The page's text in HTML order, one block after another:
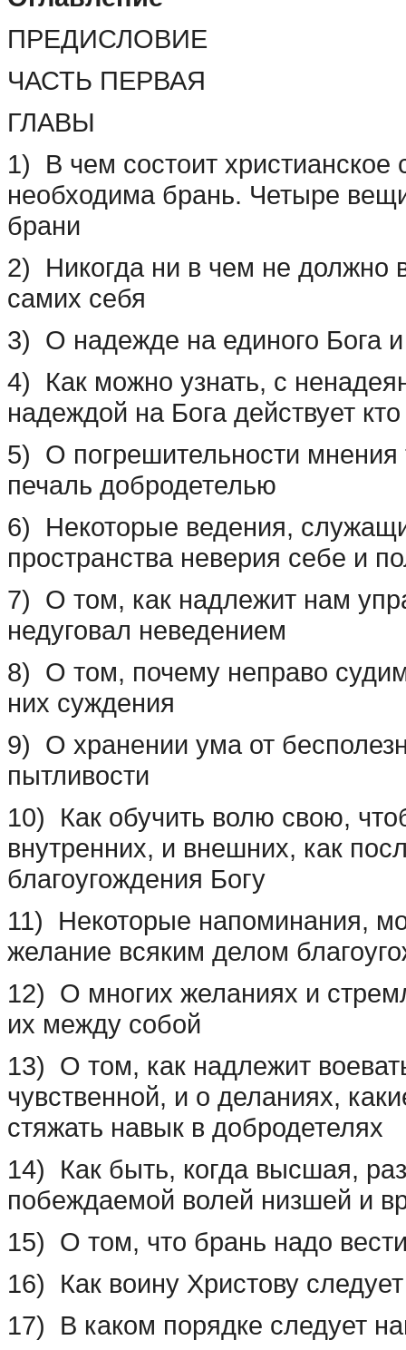
ПРЕДИСЛОВИЕ
ЧАСТЬ ПЕРВАЯ
ГЛАВЫ
1) В чем состоит
необходима брань. Четыре
брани
2) Никогда ни в чем не должно
самих себя
3) О надежде на единого Бога
4) Как можно узнать, с
надеждой на Бога действует кто
5) О погрешительности мнения
печаль добродетелью
6) Некоторые ведения,
пространства неверия себе и
7) О том, как надлежит нам
недуговал неведением
8) О том, почему неправо
них суждения
9) О хранении ума от
пытливости
10) Как обучить волю свою,
внутренних, и внешних, как
благоугождения Богу
11) Некоторые напоминания,
желание всяким делом
12) О многих желаниях и
их между собой
13) О том, как надлежит
чувственной, и о деланиях,
стяжать навык в добродетелях
14) Как быть, когда высшая,
побеждаемой волей низшей и
15) О том, что брань надо
16) Как воину Христову
17) В каком порядке следует